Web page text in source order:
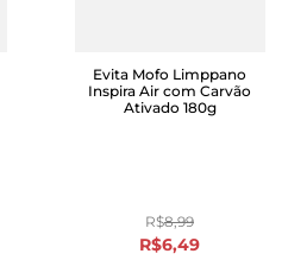
Evita Mofo Limppano
Inspira Air com Carvão
Ativado 180g
R$8,99
R$6,49